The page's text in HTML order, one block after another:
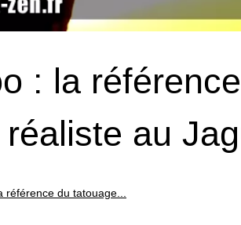
: la
au
du tatouage...